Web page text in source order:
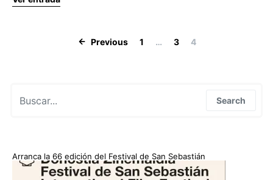
Paginación
Previous 1 … 3 4
Search
Arranca la 66 edición del Festival de San Sebastián